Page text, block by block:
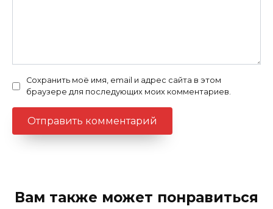
Сохранить моё имя, email и адрес сайта в этом
браузере для последующих моих комментариев.
Вам также может понравиться